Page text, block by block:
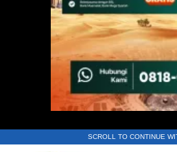
SCROLL TO CONTINUE